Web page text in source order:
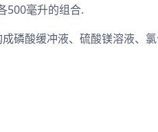
500毫升的组合.
磷酸缓冲液、硫酸镁溶液、